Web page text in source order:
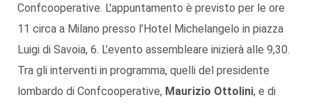
Confcooperative. L'appuntamento è previsto per le ore
11 circa a Milano presso l’Hotel Michelangelo in piazza
Luigi di Savoia, 6. L’evento assembleare inizierà alle 9,30.
Tra gli interventi in programma, quelli del presidente
lombardo di Confcooperative, Maurizio Ottolini, e di